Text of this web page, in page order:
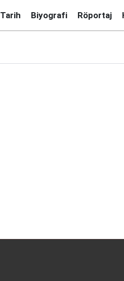
Tarih Biyografi Röportaj